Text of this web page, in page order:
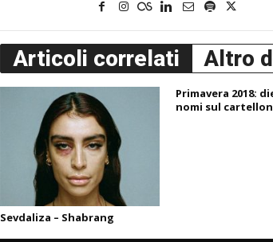
Articoli correlati Altro
Sevdaliza – Shabrang
Primavera 2018:
nomi sul